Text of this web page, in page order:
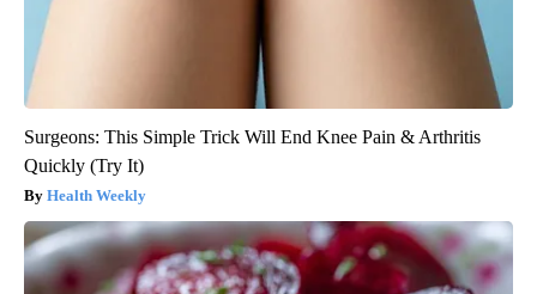
Surgeons: This Simple Trick Will End Knee Pain & Arthritis
Quickly (Try It)
Health Weekly